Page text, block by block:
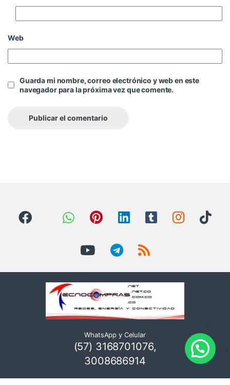
Web
Guarda mi nombre, correo electrónico y web en este
navegador para la próxima vez que comente.
WhatsApp y Celular
(57) 3168701076,
3008686914